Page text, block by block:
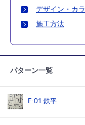
デザイン・カ
施工方法
パターン一覧
F-01 鉄平